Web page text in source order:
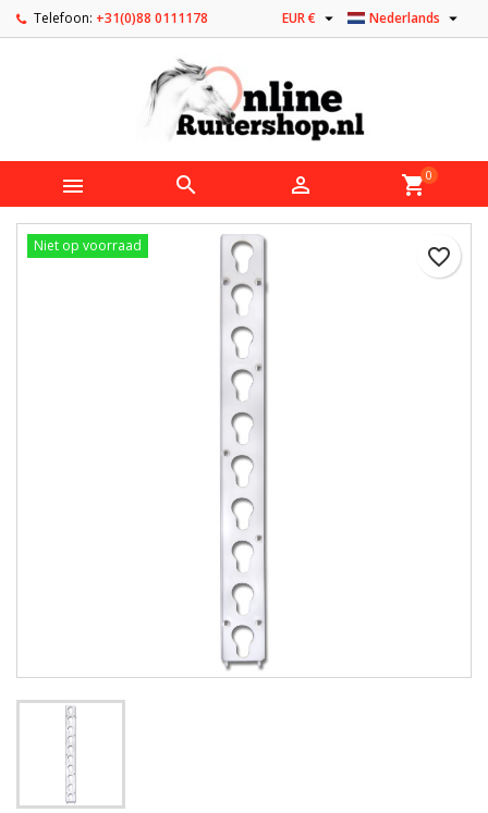
Telefoon: +31(0)88 0111178 Nederlands 
EUR € 
   shopping_cart0
favorite_border
Niet op voorraad